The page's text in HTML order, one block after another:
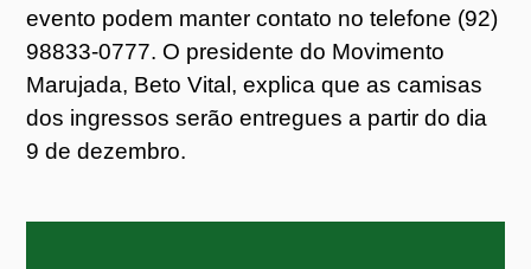
evento podem manter contato no telefone (92)
98833-0777. O presidente do Movimento
Marujada, Beto Vital, explica que as camisas
dos ingressos serão entregues a partir do dia
9 de dezembro.